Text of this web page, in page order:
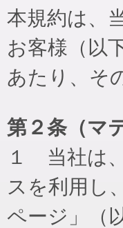
本規約は、
お客様（以
あたり、そ
第２条（マ
１ 当社は
スを利用し
ページ」（